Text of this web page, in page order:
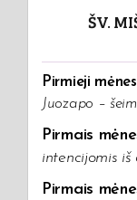
ŠV.
Pirmieji
Juozapo –
Pirmais
intencijomis iš
Pirmais